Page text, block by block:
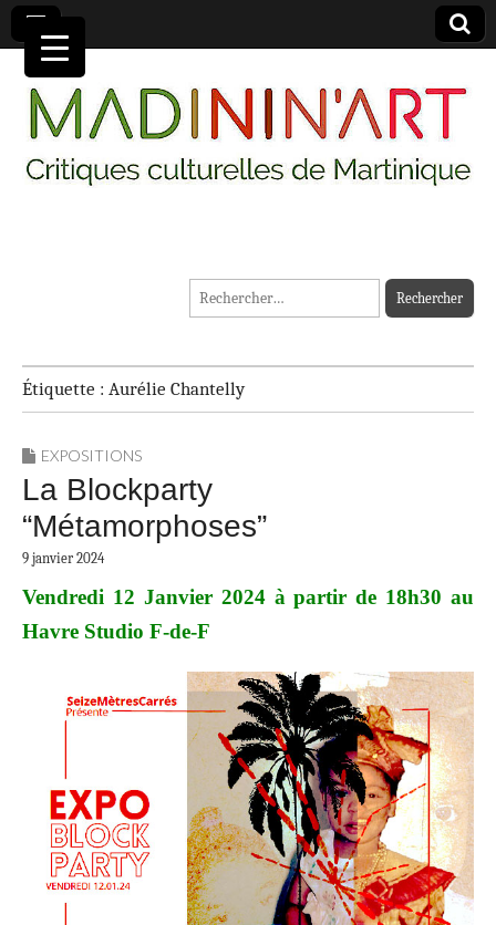
MADININ'ART
Rechercher :
Étiquette : Aurélie Chantelly
EXPOSITIONS
La Blockparty
“Métamorphoses”
9 janvier 2024
Vendredi 12 Janvier 2024 à partir de 18h30 au
Havre Studio F-de-F